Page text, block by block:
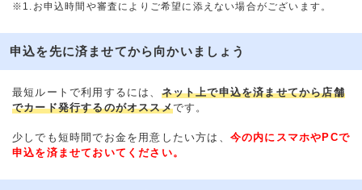
※1.お申込時間や審査によりご希望に添えない場合がございます。
申込を先に済ませてから向かいましょう
最短ルートで利用するには、 ネット上で申込を済ませてから店舗
でカード発行するのがオススメです。
少しでも短時間でお金を用意したい方は、 今の内にスマホやPCで
申込を済ませておいてください。